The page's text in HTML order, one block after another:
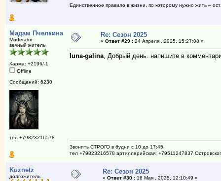
Единственное правило в жизни, по которому нужно жить –
Мадам Пчелкина
Moderator
вечный житель
Карма: +2196/-1
Offline
Сообщений: 6230
тел +79823216578
Re: Сезон 2025
« Ответ #29 :24 Апреля , 2025, 15:27:08 »
luna-galina, Добрый день. напишите в
Звонить СТРОГО в будни с 10 до 17:45
тел +79823216578 артиллерийская: +79511247837
Kuznetz
долгожитель
Re: Сезон 2025
« Ответ #30 :16 Мая , 2025, 12:10:49 »